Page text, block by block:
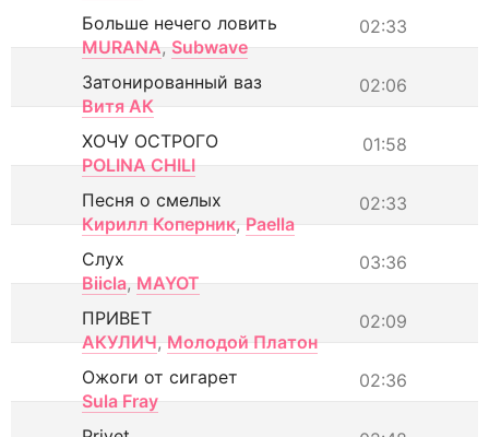
02:33
Больше нечего ловить
MURANA, Subwave
02:06
Затонированный ваз
Витя АК
01:58
ХОЧУ ОСТРОГО
POLINA CHILI
02:33
Песня о смелых
Кирилл Коперник, Paella
03:36
Слух
Biicla, MAYOT
02:09
ПРИВЕТ
АКУЛИЧ, Молодой Платон
02:36
Ожоги от сигарет
Sula Fray